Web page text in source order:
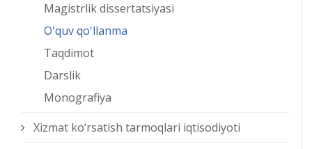
Magistrlik dissertatsiyasi
O'quv qo'llanma
Taqdimot
Darslik
Monografiya
Xizmat kо‘rsatish tarmoqlari iqtisodiyoti